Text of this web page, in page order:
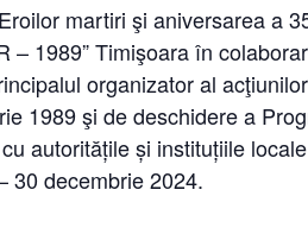
martiri şi aniversarea a
– 1989” Timişoara în
organizator al
1989 şi de deschidere a
autoritățile și instituțiile
30 decembrie 2024.